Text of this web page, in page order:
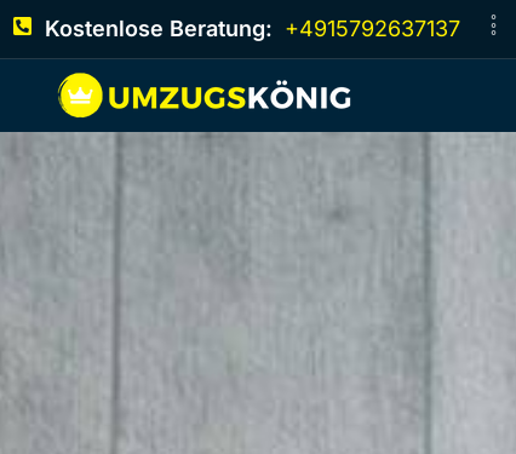
Kostenlose Beratung: +4915792637137